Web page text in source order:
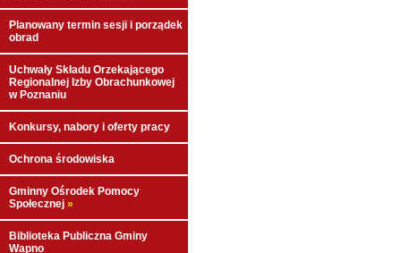
Planowany termin sesji i porządek
obrad
Uchwały Składu Orzekającego
Regionalnej Izby Obrachunkowej
w Poznaniu
Konkursy, nabory i oferty pracy
Ochrona środowiska
Gminny Ośrodek Pomocy
Społecznej »
Biblioteka Publiczna Gminy
Wapno